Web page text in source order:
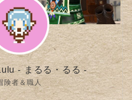
- まるる・るる -
険者＆職人